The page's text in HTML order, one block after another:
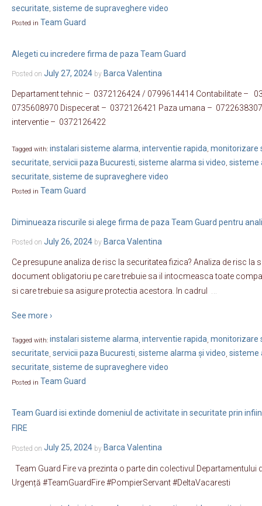
securitate, sisteme de supraveghere video
Posted in Team Guard
Alegeti cu incredere firma de paza Team Guard
Posted on July 27, 2024 by Barca Valentina
Departament tehnic – 0372126424 / 0799614414 Contabilitate –
0735608970 Dispecerat – 0372126421 Paza umana –
interventie – 0372126422
Tagged with: instalari sisteme alarma, interventie rapida, monitorizare
securitate, servicii paza Bucuresti, sisteme alarma si video, sisteme
securitate, sisteme de supraveghere video
Posted in Team Guard
Diminueaza riscurile si alege firma de paza Team Guard pentru
Posted on July 26, 2024 by Barca Valentina
Ce presupune analiza de risc la securitatea fizica? Analiza de risc la
document obligatoriu pe care trebuie sa il intocmeasca toate
si care trebuie sa asigure protectia acestora. In cadrul
See more ›
Tagged with: instalari sisteme alarma interventie rapida monitorizare
securitate servicii paza Bucuresti sisteme alarma și video sisteme
securitate sisteme de supraveghere video
Posted in Team Guard
Team Guard isi extinde domeniul de activitate in securitate prin
FIRE
Posted on July 25, 2024 by Barca Valentina
Team Guard Fire va prezinta o parte din colectivul Departamentului
Urgență #TeamGuardFire #PompierServant #DeltaVacaresti